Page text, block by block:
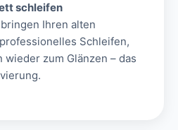
schleifen
Ihren alten
Schleifen,
zum Glänzen – das